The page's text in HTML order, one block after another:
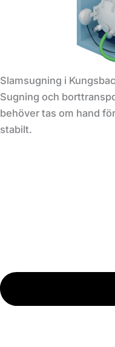
Slamsugning i
Sugning och
behöver tas om hand
stabilt.